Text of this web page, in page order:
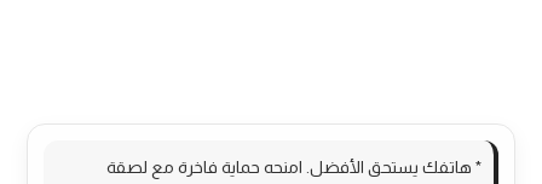
* هاتفك يستحق الأفضل. امنحه حماية فاخرة مع لصقة